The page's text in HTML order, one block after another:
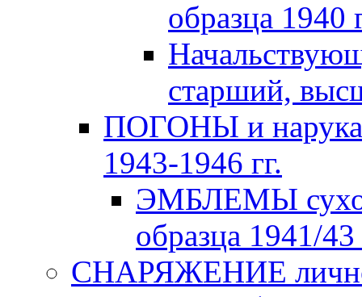
образца 1940
старший,
ПОГОНЫ и
1943-1946 гг.
ЭМБЛЕМЫ
образца 1941/43
СНАРЯЖЕНИЕ